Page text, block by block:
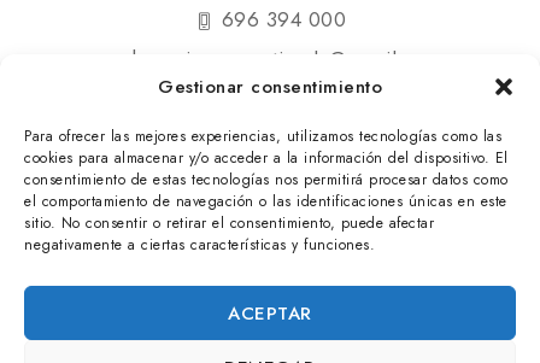
Gestionar consentimiento
Para ofrecer las mejores experiencias, utilizamos tecnologías como las
cookies para almacenar y/o acceder a la información del dispositivo. El
consentimiento de estas tecnologías nos permitirá procesar datos como
el comportamiento de navegación o las identificaciones únicas en este
sitio. No consentir o retirar el consentimiento, puede afectar
negativamente a ciertas características y funciones.
ACEPTAR
696 394 000
shopmipequenatienda@gmail.com
© 2025 Mi Pequeña Tienda. Todos los derechos
reservados